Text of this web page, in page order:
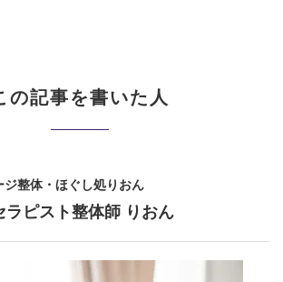
の記事を書いた人
ジ整体・ほぐし処りおん
ラピスト整体師 りおん